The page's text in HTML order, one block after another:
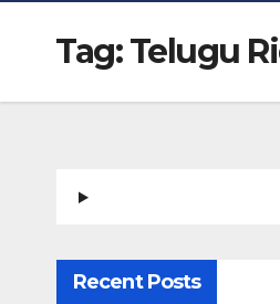
Tag:Telugu
Recent Posts